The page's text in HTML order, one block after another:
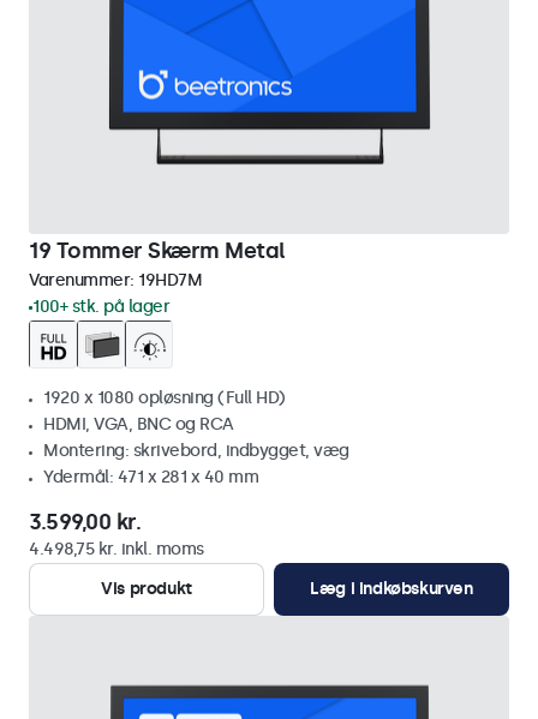
19 Tommer Skærm Metal
Varenummer: 19HD7M
100+ stk. på lager
1920 x 1080 opløsning (Full HD)
HDMI, VGA, BNC og RCA
Montering: skrivebord, indbygget, væg
Ydermål: 471 x 281 x 40 mm
3.599,00 kr.
4.498,75 kr. inkl. moms
Vis produkt
Læg i indkøbskurven